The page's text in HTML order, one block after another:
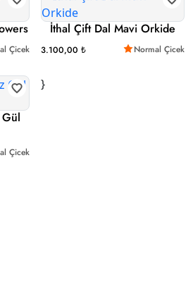
Çicek
İthal Çift Dal Mavi Orkide
3.100,00 ₺ Normal Çicek
Çicek
}